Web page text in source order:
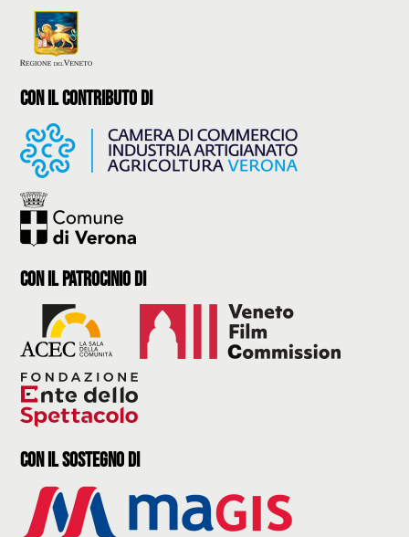
con il contributo di
con il Patrocinio di
con il sostegno di